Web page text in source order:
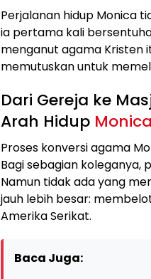
Perjalanan hidup Monica
ia pertama kali
menganut agama Kristen
memutuskan untuk
Dari Gereja ke
Arah Hidup
Proses konversi agama
Bagi sebagian koleganya,
Namun tidak ada yang
jauh lebih besar:
Amerika Serikat.
Baca Juga: